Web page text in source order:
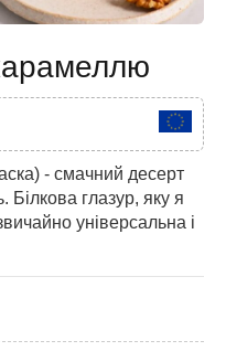
- смачний десерт
глазур, яку я
універсальна і